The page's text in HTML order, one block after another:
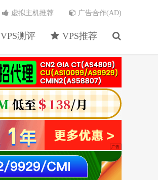
VPS测评 VPS推荐
虚拟主机推荐 广告合作(AD)